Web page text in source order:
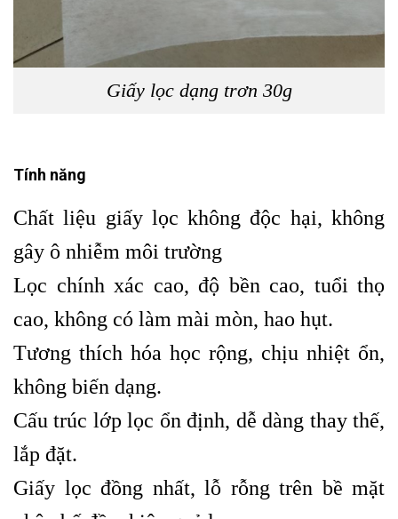
Giấy lọc dạng trơn 30g
Tính năng
Chất liệu giấy lọc không độc hại, không
gây ô nhiễm môi trường
Lọc chính xác cao, độ bền cao, tuổi thọ
cao, không có làm mài mòn, hao hụt.
Tương thích hóa học rộng, chịu nhiệt ổn,
không biến dạng.
Cấu trúc lớp lọc ổn định, dễ dàng thay thế,
lắp đặt.
Giấy lọc đồng nhất, lỗ rỗng trên bề mặt